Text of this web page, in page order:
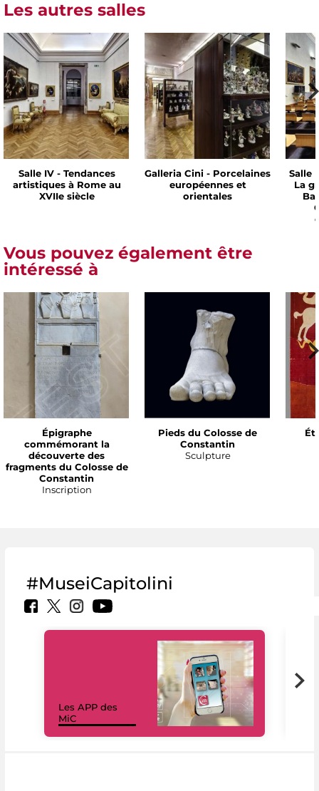
Les autres salles
Salle IV - Tendances
artistiques à Rome au
XVIIe siècle
Galleria Cini - Porcelaines
européennes et
orientales
Salle
La
Vous pouvez également être
intéressé à
Épigraphe
commémorant la
découverte des
fragments du Colosse de
Constantin
Inscription
Pieds du Colosse de
Constantin
Sculpture
#MuseiCapitolini
Les APP des
MiC